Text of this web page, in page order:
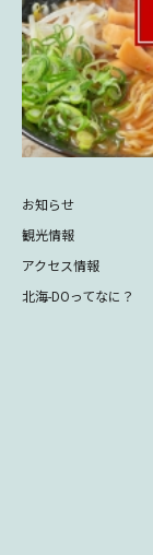
お知らせ
観光情報
アクセス情報
北海-DOってなに？